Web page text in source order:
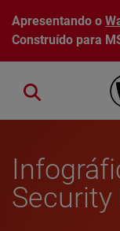
Pular para o
Apresentando o
Construído para
Close search